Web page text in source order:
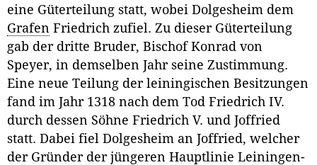
eine Güterteilung statt, wobei Dolgesheim dem
Grafen Friedrich zufiel. Zu dieser Güterteilung
gab der dritte Bruder, Bischof Konrad von
Speyer, in demselben Jahr seine Zustimmung.
Eine neue Teilung der leiningischen Besitzungen
fand im Jahr 1318 nach dem Tod Friedrich IV.
durch dessen Söhne Friedrich V. und Joffried
statt. Dabei fiel Dolgesheim an Joffried, welcher
der Gründer der jüngeren Hauptlinie Leiningen-